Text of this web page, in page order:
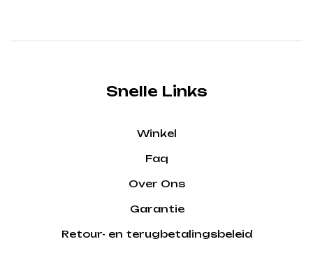
Snelle Links
Winkel
Faq
Over Ons
Garantie
Retour- en terugbetalingsbeleid